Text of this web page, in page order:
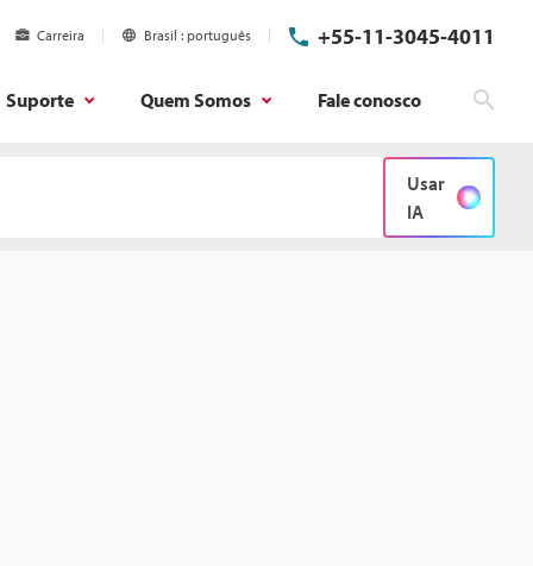
Carreira Brasil português +55-11-3045-4011
Suporte Quem Somos Fale conosco
Usar
IA